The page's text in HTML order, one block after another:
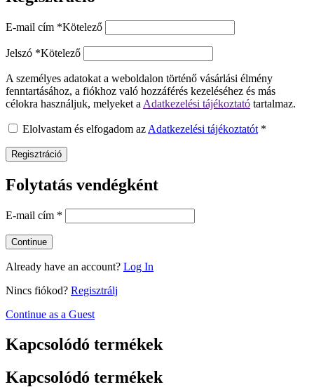
E-mail cím *Kötelező
Jelszó *Kötelező
A személyes adatokat a weboldalon történő vásárlási élmény
fenntartásához, a fiókhoz való hozzáférés kezeléséhez és más
célokra használjuk, melyeket a Adatkezelési tájékoztató tartalmaz.
Elolvastam és elfogadom az Adatkezelési tájékoztatót *
Regisztráció
Folytatás vendégként
E-mail cím *
Already have an account? Log In
Nincs fiókod? Regisztrálj
Continue as a Guest
Kapcsolódó termékek
Kapcsolódó termékek